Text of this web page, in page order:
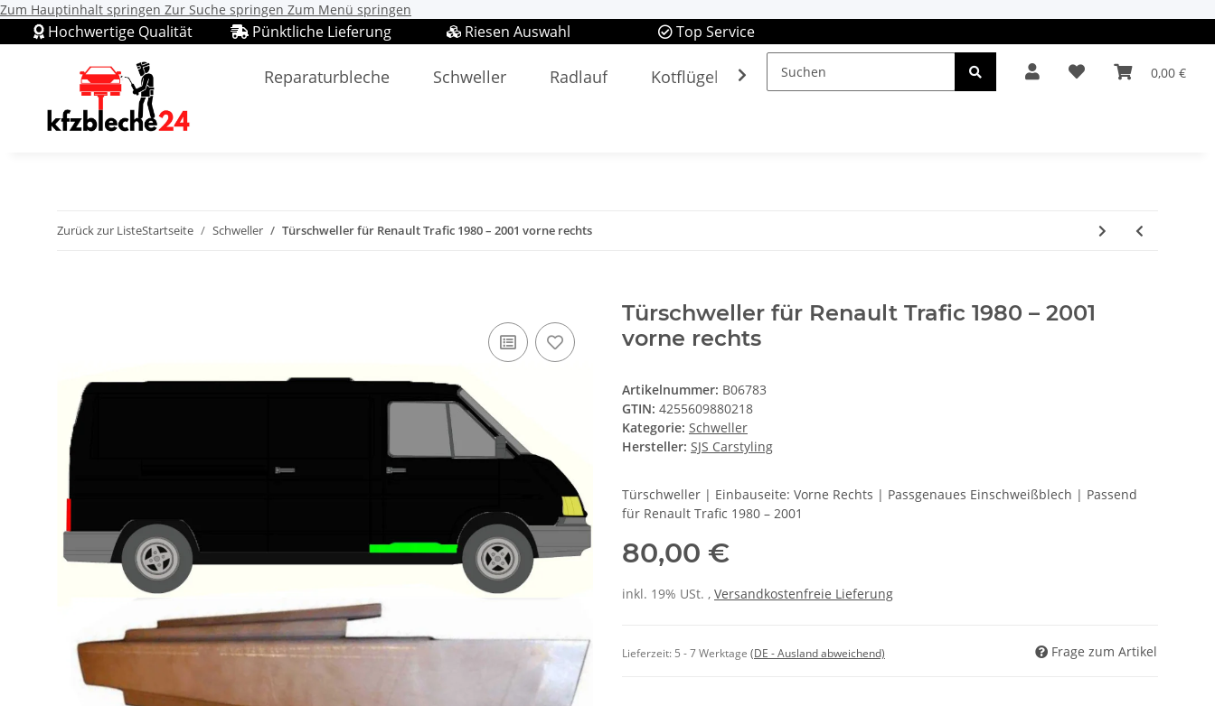
Zum Hauptinhalt springen Zur Suche springen Zum Menü springen
Top Service
Riesen Auswahl
Pünktliche Lieferung
Hochwertige Qualität
0,00 €
Reparaturbleche Schweller Radlauf Kotflügel Spiegel & Leuchten Autopflege Oldtimerteile
Zurück zur ListeStartseite Schweller Türschweller für Renault Trafic 1980 – 2001 vorne rechts
Türschweller für Renault Trafic 1980 – 2001
vorne rechts
Artikelnummer: B06783
GTIN: 4255609880218
Kategorie: Schweller
Hersteller: SJS Carstyling
Türschweller | Einbauseite: Vorne Rechts | Passgenaues Einschweißblech | Passend
für Renault Trafic 1980 – 2001
80,00 €
inkl. 19% USt. , Versandkostenfreie Lieferung
Lieferzeit: 5 - 7 Werktage (DE - Ausland abweichend) Frage zum Artikel